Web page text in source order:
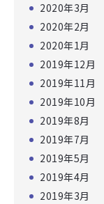
2020年3月
2020年2月
2020年1月
2019年12月
2019年11月
2019年10月
2019年8月
2019年7月
2019年5月
2019年4月
2019年3月